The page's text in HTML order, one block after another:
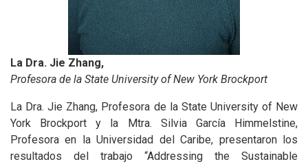
La Dra. Jie Zhang,
Profesora de la State University of New York Brockport
La Dra. Jie Zhang, Profesora de la State University of New
York Brockport y la Mtra. Silvia García Himmelstine,
Profesora en la Universidad del Caribe, presentaron los
resultados del trabajo “Addressing the Sustainable